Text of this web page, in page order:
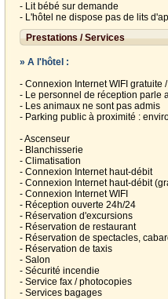
- Lit bébé sur demande
- L'hôtel ne dispose pas de lits
Prestations / Services
» A l'hôtel :
- Connexion Internet WIFI gratuite
- Le personnel de réception parle
- Les animaux ne sont pas admis
- Parking public à proximité :
- Ascenseur
- Blanchisserie
- Climatisation
- Connexion Internet haut-débit
- Connexion Internet haut-débit
- Connexion Internet WIFI
- Réception ouverte 24h/24
- Réservation d'excursions
- Réservation de restaurant
- Réservation de spectacles,
- Réservation de taxis
- Salon
- Sécurité incendie
- Service fax / photocopies
- Services bagages